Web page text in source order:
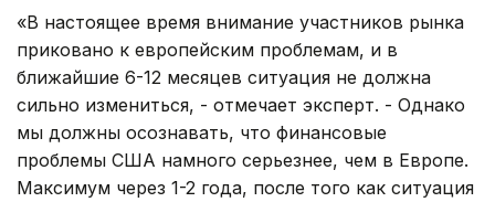
«В настоящее время внимание участников рынка
приковано к европейским проблемам, и в
ближайшие 6-12 месяцев ситуация не должна
сильно измениться, - отмечает эксперт. - Однако
мы должны осознавать, что финансовые
проблемы США намного серьезнее, чем в Европе.
Максимум через 1-2 года, после того как ситуация